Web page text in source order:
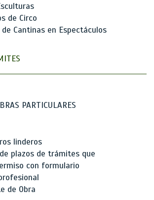
de Circo
Cantinas en Espectáculos
PARTICULARES
linderos
plazos de trámites que
con formulario
de Obra